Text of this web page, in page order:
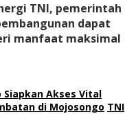
TNI, pemerintah
dapat
manfaat maksimal
Siapkan Akses Vital
di Mojosongo TNI